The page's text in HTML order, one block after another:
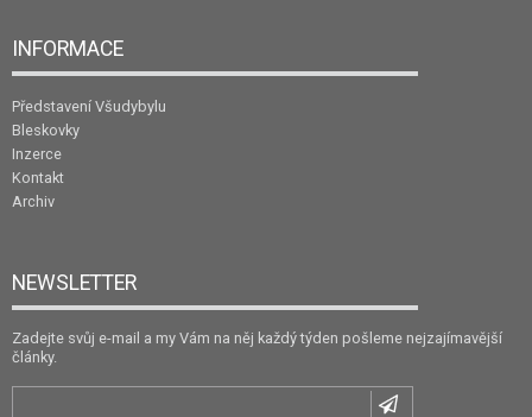
INFORMACE
Představení Všudybylu
Bleskovky
Inzerce
Kontakt
Archiv
NEWSLETTER
Zadejte svůj e-mail a my Vám na něj každý týden pošleme nejzajímavější
články.